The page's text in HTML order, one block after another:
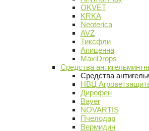
OKVET
KRKA
Neoterica
AVZ
Тиксфли
Апиценна
MaxiDrops
Средства
Средства
НВЦ
Дирофен
Bayer
NOVARTIS
Пчелодар
Вермидин